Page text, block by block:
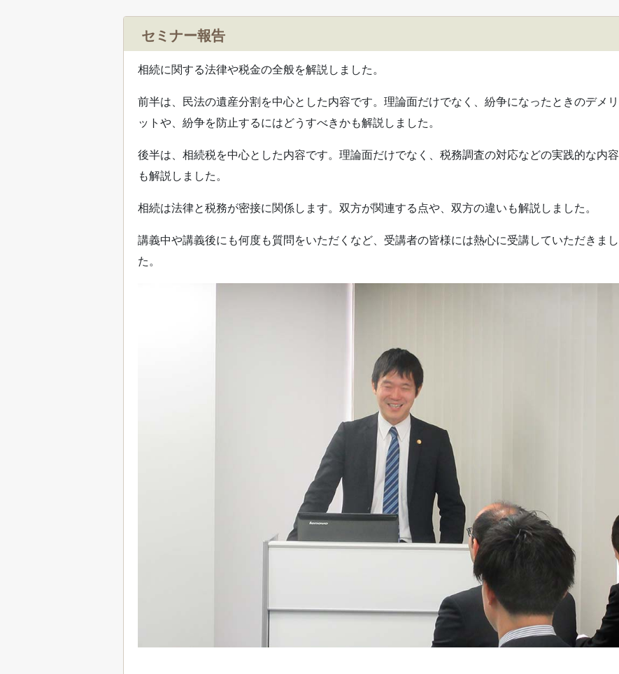
セミナー報告
相続に関する法律や税金の全般を解説しました。
前半は、民法の遺産分割を中心とした内容です。理論面だけでなく、紛争になったときのデメリ
ットや、紛争を防止するにはどうすべきかも解説しました。
後半は、相続税を中心とした内容です。理論面だけでなく、税務調査の対応などの実践的な内容
も解説しました。
相続は法律と税務が密接に関係します。双方が関連する点や、双方の違いも解説しました。
講義中や講義後にも何度も質問をいただくなど、受講者の皆様には熱心に受講していただきまし
た。